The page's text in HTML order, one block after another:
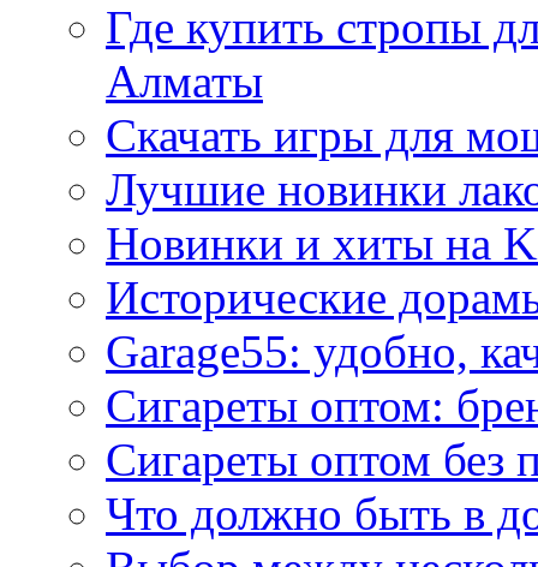
Где купить стропы
Алматы
Скачать игры для
Лучшие новинки
Новинки и хиты на
Исторические
Garage55: удобно,
Сигареты оптом:
Сигареты оптом без
Что должно быть в